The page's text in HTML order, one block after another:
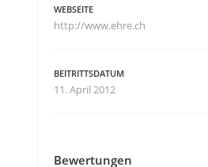
WEBSEITE
http://www.ehre.ch
BEITRITTSDATUM
11. April 2012
Bewertungen